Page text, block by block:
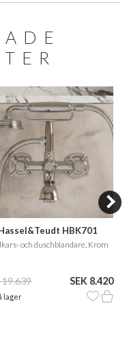
HBK701
och duschblandare, Krom
19.639 SEK 8.420
lager